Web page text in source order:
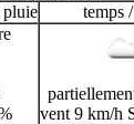
pluie temps
vent 9 km/h